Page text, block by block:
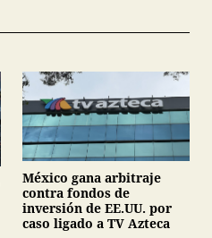
México gana arbitraje
contra fondos de
inversión de EE.UU. por
caso ligado a TV Azteca